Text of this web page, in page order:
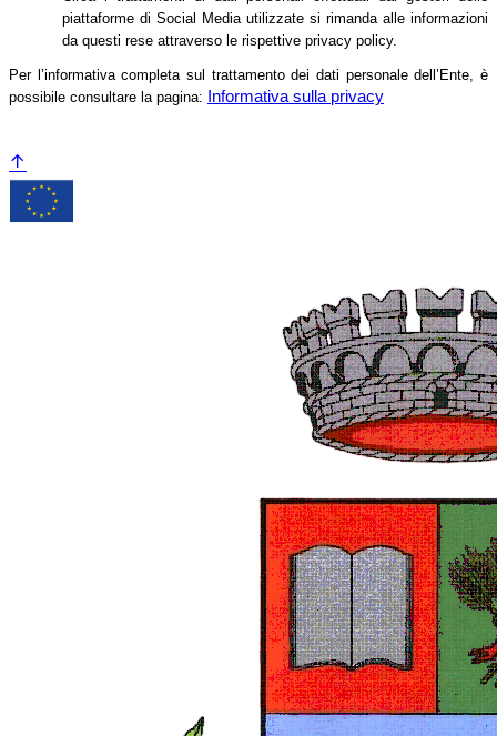
piattaforme di Social Media utilizzate si rimanda alle informazioni
da questi rese attraverso le rispettive privacy policy.
Per l’informativa completa sul trattamento dei dati personale dell’Ente, è
possibile consultare la pagina:
Informativa sulla privacy